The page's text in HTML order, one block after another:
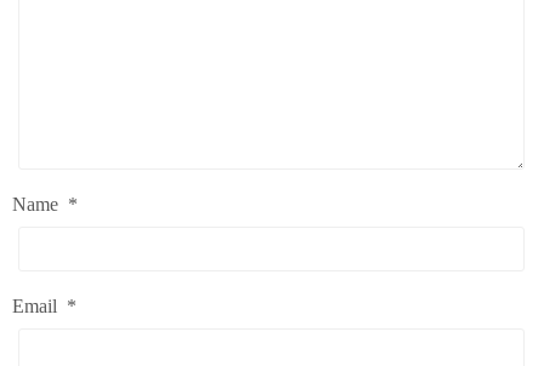
Name *
Email *